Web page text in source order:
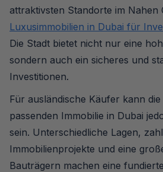
attraktivsten Standorte im Nahen
Luxusimmobilien in Dubai für
Die Stadt bietet nicht nur eine
sondern auch ein sicheres und
Investitionen.
Für ausländische Käufer kann
passenden Immobilie in Dubai
sein. Unterschiedliche Lagen,
Immobilienprojekte und eine
Bauträgern machen eine